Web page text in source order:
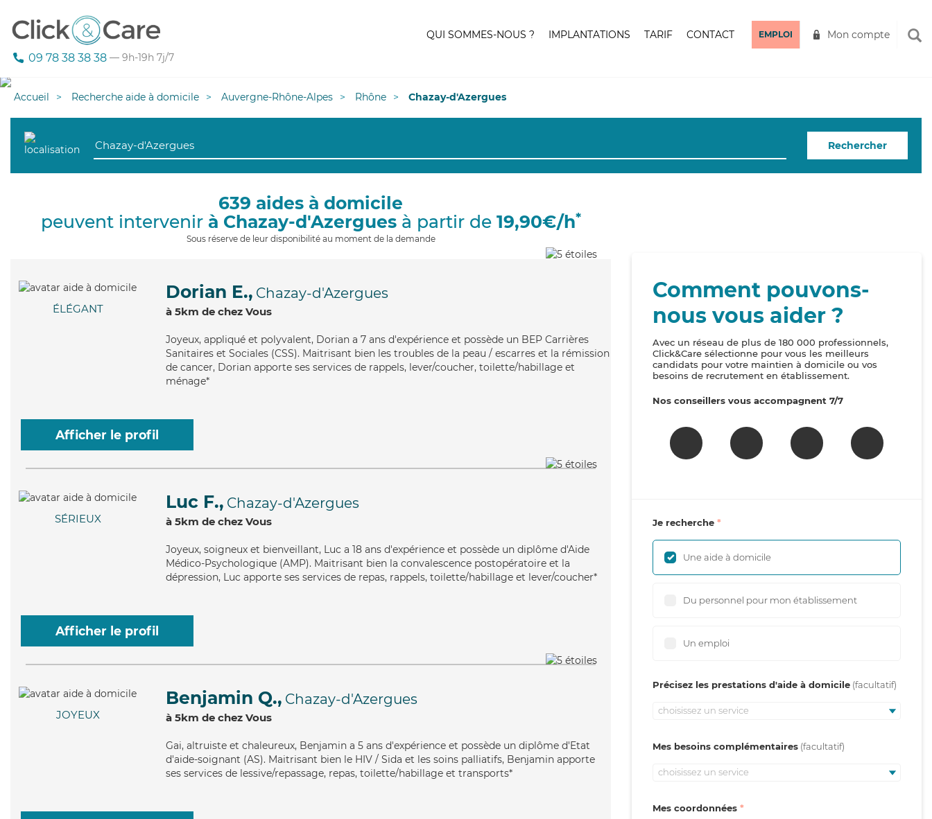
09 78 38 38 38 — 9h-19h 7j/7
QUI SOMMES-NOUS ? IMPLANTATIONS TARIF CONTACT EMPLOI Mon compte
Accueil Recherche aide à domicile Auvergne-Rhône-Alpes Rhône Chazay-d'Azergues
Rechercher
639 aides à domicile
peuvent intervenir à Chazay-d'Azerguesà partir de 19,90€/h*
Sous réserve de leur disponibilité au moment de la demande
ÉLÉGANT
Dorian E., Chazay-d'Azergues
à 5km de chez Vous
Joyeux, appliqué et polyvalent, Dorian a 7 ans d'expérience et possède un BEP Carrières
Sanitaires et Sociales (CSS). Maitrisant bien les troubles de la peau / escarres et la rémission
de cancer, Dorian apporte ses services de rappels, lever/coucher, toilette/habillage et
ménage*
Afficher le profil
SÉRIEUX
Luc F., Chazay-d'Azergues
à 5km de chez Vous
Joyeux, soigneux et bienveillant, Luc a 18 ans d'expérience et possède un diplôme d'Aide
Médico-Psychologique (AMP). Maitrisant bien la convalescence postopératoire et la
dépression, Luc apporte ses services de repas, rappels, toilette/habillage et lever/coucher*
Afficher le profil
JOYEUX
Benjamin Q., Chazay-d'Azergues
à 5km de chez Vous
Gai, altruiste et chaleureux, Benjamin a 5 ans d'expérience et possède un diplôme d'Etat
d'aide-soignant (AS). Maitrisant bien le HIV / Sida et les soins palliatifs, Benjamin apporte
ses services de lessive/repassage, repas, toilette/habillage et transports*
Comment pouvons-
nous vous aider ?
Avec un réseau de plus de 180 000 professionnels,
Click&Care sélectionne pour vous les meilleurs
candidats pour votre maintien à domicile ou vos
besoins de recrutement en établissement.
Nos conseillers vous accompagnent 7/7
Je recherche
Une aide à domicile
Du personnel pour mon établissement
Un emploi
Précisez les prestations d'aide à domicile
choisissez un service
Mes besoins complémentaires
choisissez un service
Mes coordonnées